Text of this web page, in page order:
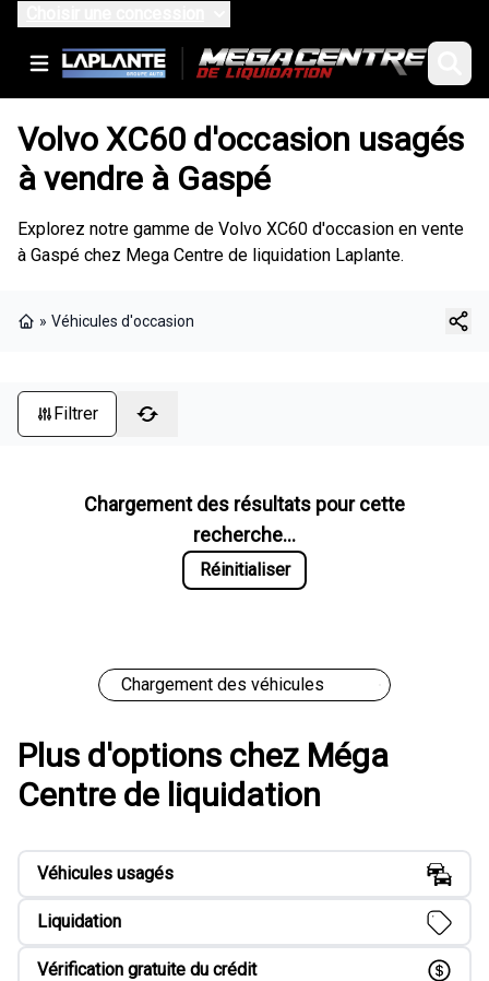
Volvo XC60 d'occasion usagés
à vendre à Gaspé
Explorez notre gamme de Volvo XC60 d'occasion en vente
à Gaspé chez Mega Centre de liquidation Laplante.
» Véhicules d'occasion
Filtrer
Chargement des résultats pour cette
recherche...
Réinitialiser
Chargement des véhicules
Plus d'options chez Méga
Centre de liquidation
Véhicules usagés
Liquidation
Vérification gratuite du crédit